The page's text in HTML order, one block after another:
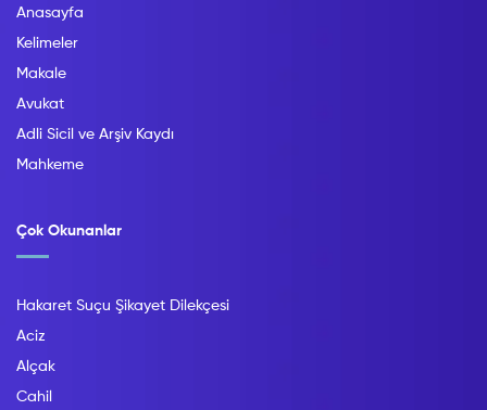
Anasayfa
Kelimeler
Makale
Avukat
Adli Sicil ve Arşiv Kaydı
Mahkeme
Çok Okunanlar
Hakaret Suçu Şikayet Dilekçesi
Aciz
Alçak
Cahil